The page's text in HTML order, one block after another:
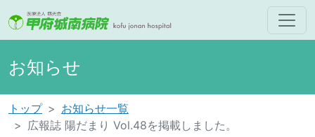
お知らせ
トップ
お知らせ一覧
広報誌 陽だまり Vol.48を掲載しました。